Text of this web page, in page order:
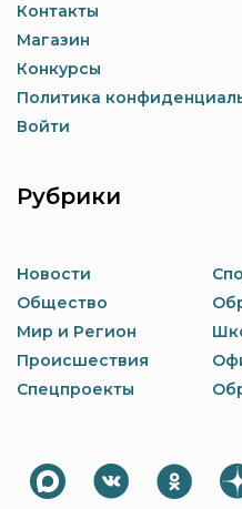
Контакты
Магазин
Конкурсы
Политика
Войти
Рубрики
Новости
Общество
Мир и Регион
Происшествия
Спецпроекты